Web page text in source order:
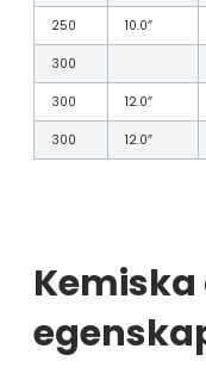
250
10.0″
300
300
12.0″
300
12.0″